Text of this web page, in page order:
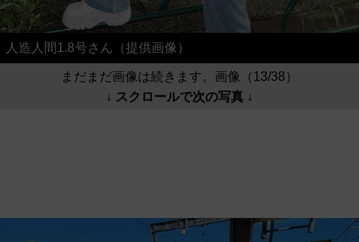
人造人間1.8号さん（提供画像）
まだまだ画像は続きます。画像（13/38）
↓ スクロールで次の写真 ↓